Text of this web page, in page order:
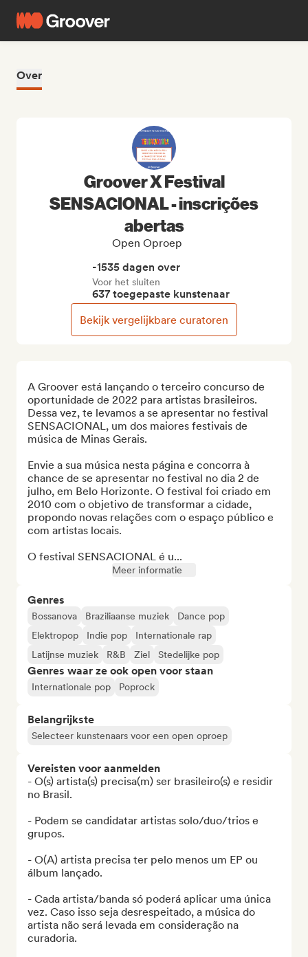
Over
A Groover está lançando o terceiro concurso de
oportunidade de 2022 para artistas brasileiros.
Dessa vez, te levamos a se apresentar no festival
SENSACIONAL, um dos maiores festivais de
música de Minas Gerais.
Envie a sua música nesta página e concorra à
chance de se apresentar no festival no dia 2 de
julho, em Belo Horizonte. O festival foi criado em
2010 com o objetivo de transformar a cidade,
propondo novas relações com o espaço público e
com artistas locais.
O festival SENSACIONAL é u...
Meer informatie
Genres
Bossanova Braziliaanse muziek
Dance pop
Elektropop
Indie pop
Internationale rap
Latijnse muziek
R&B Ziel Stedelijke pop
Genres waar ze ook open voor staan
Internationale pop Poprock
Belangrijkste
Selecteer kunstenaars voor een open oproep
Vereisten voor aanmelden
- O(s) artista(s) precisa(m) ser brasileiro(s) e residir
no Brasil.
- Podem se candidatar artistas solo/duo/trios e
grupos.
- O(A) artista precisa ter pelo menos um EP ou
álbum lançado.
- Cada artista/banda só poderá aplicar uma única
vez. Caso isso seja desrespeitado, a música do
artista não será levada em consideração na
curadoria.
Groover X Festival
SENSACIONAL - inscrições
abertas
Open Oproep
-1535 dagen over
Voor het sluiten
637 toegepaste kunstenaar
Bekijk vergelijkbare curatoren